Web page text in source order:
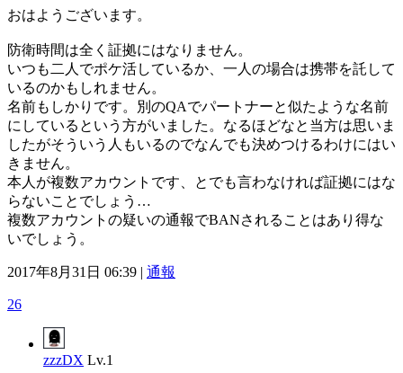
おはようございます。
防衛時間は全く証拠にはなりません。
いつも二人でポケ活しているか、一人の場合は携帯を託して
いるのかもしれません。
名前もしかりです。別のQAでパートナーと似たような名前
にしているという方がいました。なるほどなと当方は思いま
したがそういう人もいるのでなんでも決めつけるわけにはい
きません。
本人が複数アカウントです、とでも言わなければ証拠にはな
らないことでしょう…
複数アカウントの疑いの通報でBANされることはあり得な
いでしょう。
2017年8月31日 06:39 | 通報
26
zzzDX Lv.1